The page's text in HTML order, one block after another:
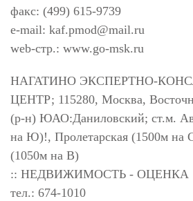
факс: (499) 615-9739
e-mail: kaf.pmod@mail.ru
web-стр.: www.go-msk.ru
НАГАТИНО ЭКСПЕРТНО-
ЦЕНТР; 115280, Москва,
(р-н) ЮАО:Даниловский; ст.м.
на Ю)!, Пролетарская (1500м на
(1050м на В)
:: НЕДВИЖИМОСТЬ - ОЦЕНКА
тел.: 674-1010